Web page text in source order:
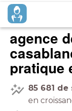
agence
pratique
85 681 de
en